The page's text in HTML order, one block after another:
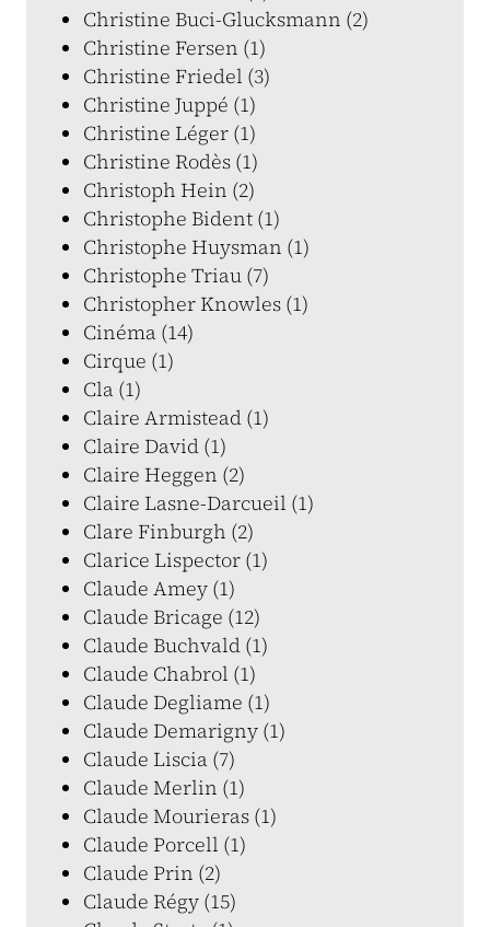
Christine Buci-Glucksmann (2)
Christine Fersen (1)
Christine Friedel (3)
Christine Juppé (1)
Christine Léger (1)
Christine Rodès (1)
Christoph Hein (2)
Christophe Bident (1)
Christophe Huysman (1)
Christophe Triau (7)
Christopher Knowles (1)
Cinéma (14)
Cirque (1)
Cla (1)
Claire Armistead (1)
Claire David (1)
Claire Heggen (2)
Claire Lasne-Darcueil (1)
Clare Finburgh (2)
Clarice Lispector (1)
Claude Amey (1)
Claude Bricage (12)
Claude Buchvald (1)
Claude Chabrol (1)
Claude Degliame (1)
Claude Demarigny (1)
Claude Liscia (7)
Claude Merlin (1)
Claude Mourieras (1)
Claude Porcell (1)
Claude Prin (2)
Claude Régy (15)